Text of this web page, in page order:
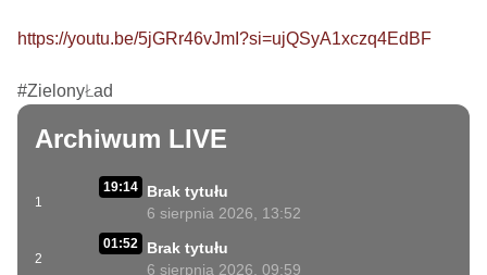
https://youtu.be/5jGRr46vJmI?si=ujQSyA1xczq4EdBF
#ZielonyŁad
Archiwum LIVE
1
19:14
Brak tytułu
6 sierpnia 2026, 13:52
2
01:52
Brak tytułu
6 sierpnia 2026, 09:59